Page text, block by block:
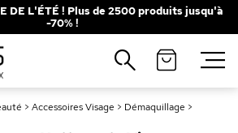
DE L'ÉTÉ ! Plus de 2500 produits jusqu'à
-70% !
> Accessoires Visage > Démaquillage >
Fermer
populaires
Palette